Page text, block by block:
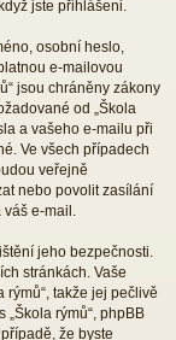
jste přihlášeni.
osobní heslo,
e-mailovou
jsou chráněny zákony
od „Škola
a vašeho e-mailu při
Ve všech případech
veřejně
nebo povolit zasílání
e-mail.
jeho bezpečnosti.
stránkách. Vaše
rýmů“, takže jej pečlivě
rýmů“, phpBB
že byste